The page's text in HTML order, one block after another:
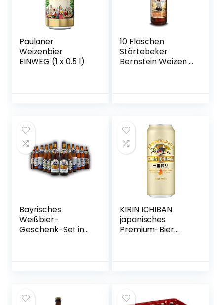
Paulaner
Weizenbier
EINWEG (1 x 0.5 l)
10 Flaschen
Störtebeker
Bernstein Weizen a
Bayrisches
Weißbier-
Geschenk-Set in
KIRIN ICHIBAN
japanisches
Premium-Bier
Einweg) (1 x 0,5 l)